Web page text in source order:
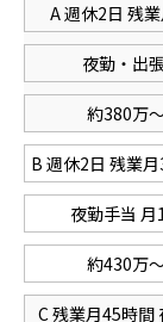
A 週休2日 残
夜勤・出
約380万
B 週休2日 残業
夜勤手当
約430万
C 残業月45時間